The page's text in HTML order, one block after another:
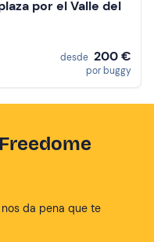
por el Valle del
desde 200 €
por buggy
da pena que te